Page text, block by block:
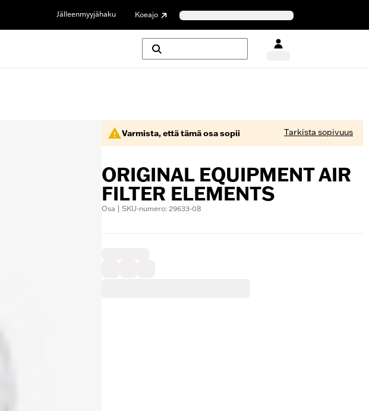
Jälleenmyyjähaku Koeajo
Varmista, että tämä osa sopii Tarkista sopivuus
ORIGINAL EQUIPMENT AIR
FILTER ELEMENTS
Osa | SKU-numero: 29633-08